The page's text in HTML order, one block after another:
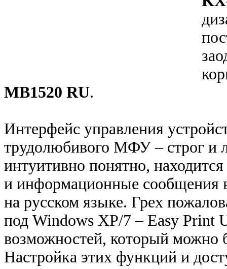
MB1520 RU.
Интерфейс управления
трудолюбивого МФУ – строг и
интуитивно понятно,
и информационные сообщения
на русском языке. Грех
под Windows XP/7 – Easy Print
возможностей, который
Настройка этих функций и